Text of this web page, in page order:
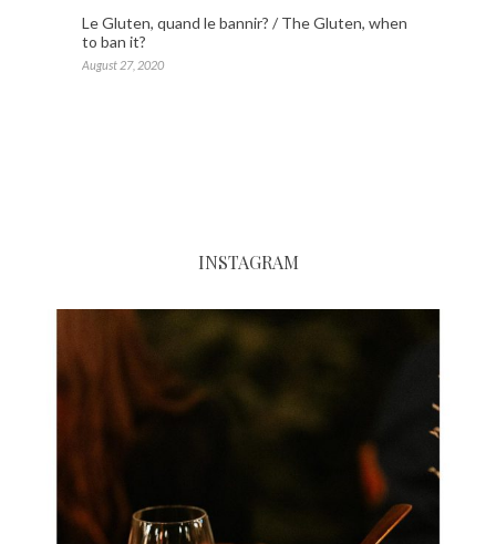
Le Gluten, quand le bannir? / The Gluten, when
to ban it?
August 27, 2020
INSTAGRAM